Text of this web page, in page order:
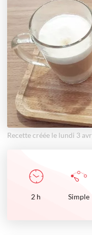
Recette créée le lundi 3
2 h Simple